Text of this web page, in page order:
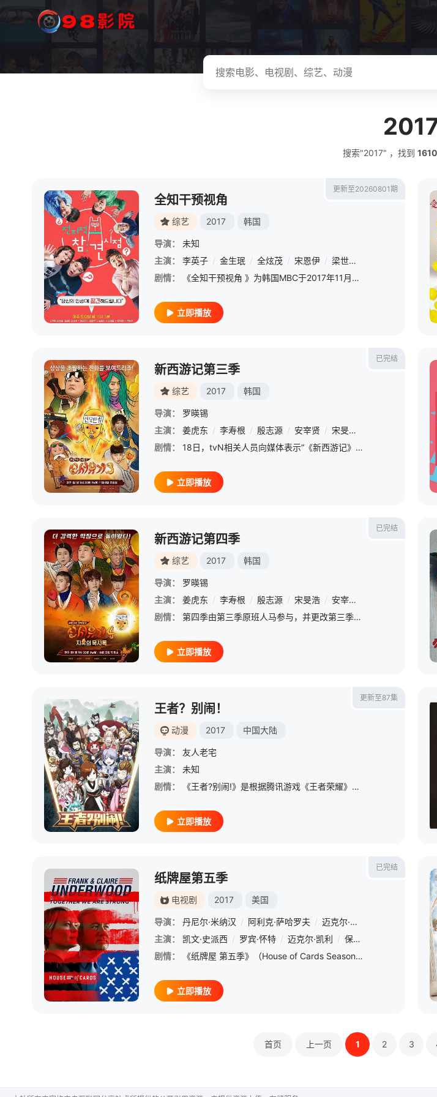
搜索"2017" ，找到 1610
更新至20260801期
全知干预视角
综艺 2017 韩国
导演：
未知
主演：
李英子 / 金生珉 / 全炫茂 / 宋恩伊 / 梁世亨
剧情：
《全知干预视角 》为韩国MBC于2017年11月29日与30日，试播的全新综艺节目，由李英子、金生珉、全炫茂、宋恩伊、梁世炯、李宰镇、徐珉、梁在雄等人共同主持。 &amp;nbsp; &amp;nbsp; &amp;nbsp
立即播放
已完结
新西游记第三季
综艺 2017 韩国
导演：
罗暎锡
主演：
姜虎东 / 李寿根 / 殷志源 / 安宰贤 / 宋旻浩
剧情：
18日，tvN相关人员向媒体表示“《新西游记》新一季即将投入拍摄。目前正在调整国内和海外拍摄的相关日程，新一季将继续由姜虎东、李秀根、殷志源、安宰贤出演”。 &amp;nbsp; &amp;nbsp; &amp;nbsp;
立即播放
已完结
新西游记第四季
综艺 2017 韩国
导演：
罗暎锡
主演：
姜虎东 / 李寿根 / 殷志源 / 宋旻浩 / 安宰贤
剧情：
第四季由第三季原班人马参与，并更改第三季设定新增两个角色为比克及克林。节目组首次前往越南进行拍摄。《新西游记4》于2017年6月13日在tvN频道首播。
立即播放
更新至87集
王者？别闹！
动漫 2017 中国大陆
导演：
友人老宅
主演：
未知
剧情：
《王者?别闹!》是根据腾讯游戏《王者荣耀》的设定，游戏对战时的真实情景，进行二次设定而改编成的同人动画短片集，讲述玩家所熟悉的英雄们在王者峡谷中的搞笑日常。动画中对于角色的再塑造十分讨人喜爱，因而使得
立即播放
已完结
纸牌屋第五季
电视剧 2017 美国
导演： 丹尼尔·米纳汉 / 阿利克·萨哈罗夫 / 迈克尔·莫里斯 罗克珊·道森
主演：
凯文·史派西 / 罗宾·怀特 / 迈克尔·凯利 / 保罗·斯帕克斯 德里
剧情：
《纸牌屋 第五季》（House of Cards Season 5）是由网飞公司（Netflix）出品的政治题材电视剧，是美剧《纸牌屋》系列的第五季，由埃里克·萨哈罗夫执导，凯文·史派西、罗宾·怀特、
立即播放
首页 上一页 1 2 3